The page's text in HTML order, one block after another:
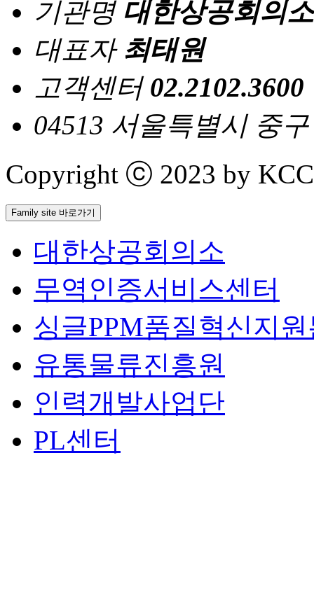
기관명 대한상공회의소
대표자 최태원
고객센터 02.2102.3600
04513 서울특별시 중
Copyright ⓒ 2023 by
Family site 바로가기
대한상공회의소
무역인증서비스센터
싱글PPM품질혁신지
유통물류진흥원
인력개발사업단
PL센터